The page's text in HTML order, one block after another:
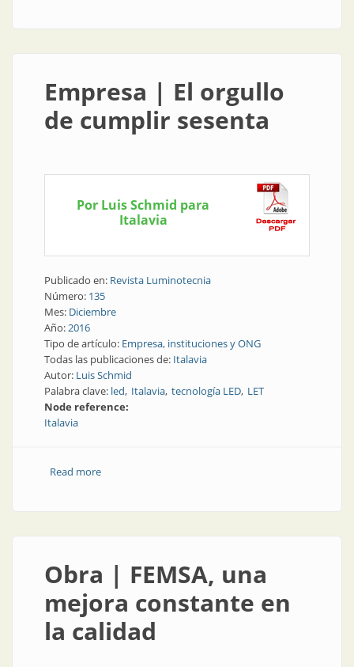
Empresa | El orgullo
de cumplir sesenta
Por Luis Schmid para
Italavia
Publicado en: Revista Luminotecnia
Número: 135
Mes: Diciembre
Año:2016
Tipo de artículo: Empresa, instituciones y ONG
Todas las publicaciones de: Italavia
Autor: Luis Schmid
Palabra clave: led Italavia tecnología LED LET
Node reference:
Italavia
Read moreabout Empresa | El orgullo de cumplir sesenta
Obra | FEMSA, una
mejora constante en
la calidad